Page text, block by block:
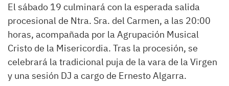
El sábado 19 culminará con la esperada salida
procesional de Ntra. Sra. del Carmen, a las 20:00
horas, acompañada por la Agrupación Musical
Cristo de la Misericordia. Tras la procesión, se
celebrará la tradicional puja de la vara de la Virgen
y una sesión DJ a cargo de Ernesto Algarra.